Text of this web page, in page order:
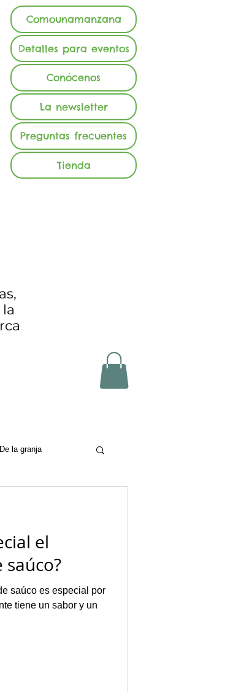
Comounamanzana
Detalles para eventos
Conócenos
La newsletter
Preguntas frecuentes
Tienda
De la granja
wasteel
saúco es especial por